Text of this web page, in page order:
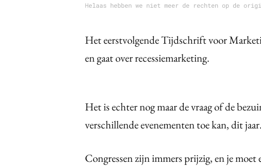
Helaas hebben we niet meer de rechten op de
Het eerstvolgende Tijdschrift voor
en gaat over recessiemarketing.
Het is echter nog maar de vraag of de
verschillende evenementen toe kan, dit jaar.
Congressen zijn immers prijzig, en je